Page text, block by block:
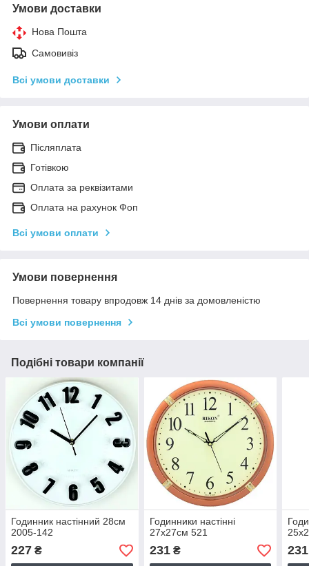
Умови доставки
Нова Пошта
Самовивіз
Всі умови доставки
Умови оплати
Післяплата
Готівкою
Оплата за реквізитами
Оплата на рахунок Фоп
Всі умови оплати
Умови повернення
Повернення товару впродовж 14 днів за домовленістю
Всі умови повернення
Подібні товари компанії
Годинник настінний 28см
2005-142
227 ₴
Годинники настінні
27х27см 521
231₴ 231